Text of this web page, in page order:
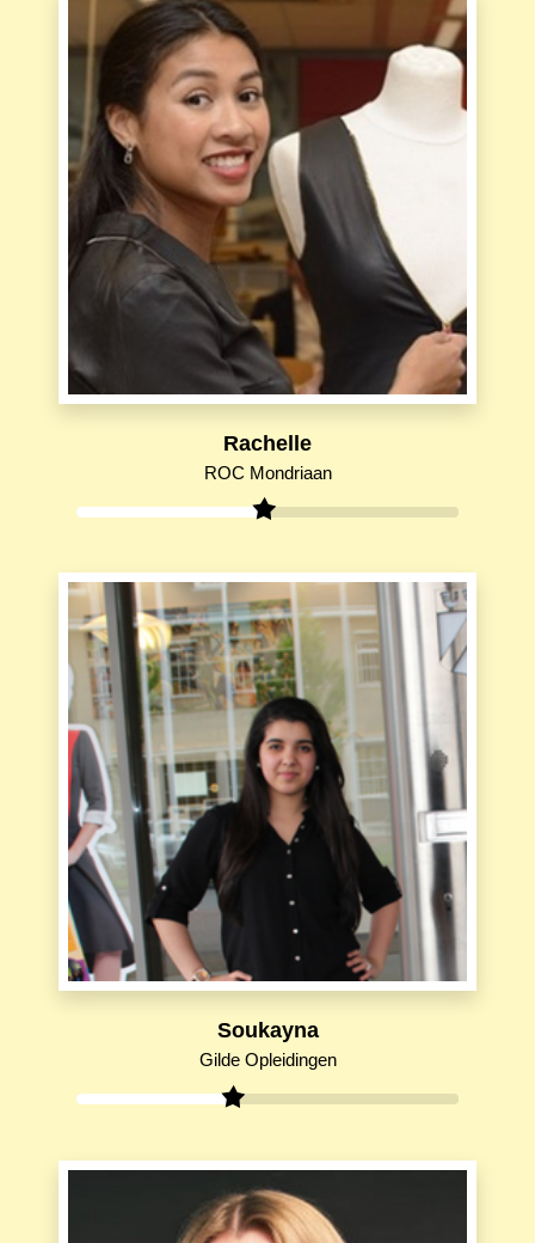
Rachelle
ROC Mondriaan
Soukayna
Gilde Opleidingen